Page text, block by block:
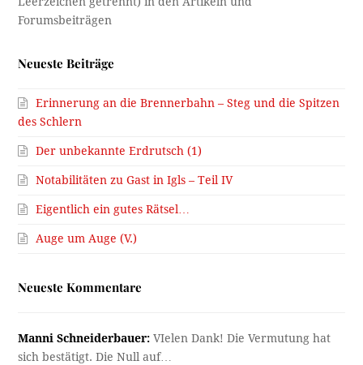
Neueste Beiträge
Erinnerung an die Brennerbahn – Steg und die Spitzen
des Schlern
Der unbekannte Erdrutsch (1)
Notabilitäten zu Gast in Igls – Teil IV
Eigentlich ein gutes Rätsel…
Auge um Auge (V.)
Neueste Kommentare
Manni Schneiderbauer: VIelen Dank! Die Vermutung hat
sich bestätigt. Die Null auf…